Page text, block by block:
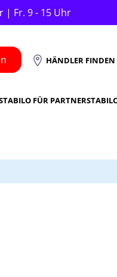
| Fr. 9 - 15 Uhr
HÄNDLER FINDEN
FÜR PARTNER